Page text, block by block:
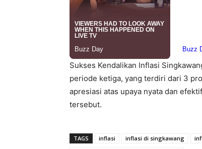
Sukses Kendalikan Inflasi
periode ketiga, yang terdiri dari 3
apresiasi atas upaya nyata dan
tersebut.
TAGS inflasi inflasi di singkawang